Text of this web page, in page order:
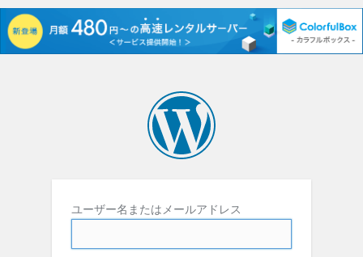
ユーザー名またはメールアドレス